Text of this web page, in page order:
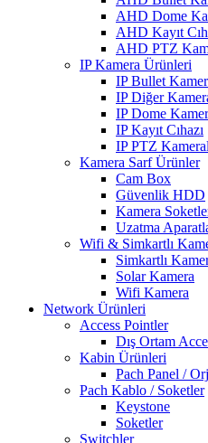
AHD Dome
AHD Kayıt
AHD PTZ
IP Kamera Ürünleri
IP Bullet
IP Diğer
IP Dome
IP Kayıt Cıhazı
IP PTZ
Kamera Sarf Ürünler
Cam Box
Güvenlik HDD
Kamera
Uzatma
Wifi & Simkartlı
Simkartlı
Solar Kamera
Wifi Kamera
Network Ürünleri
Access Pointler
Dış Ortam
Kabin Ürünleri
Pach Panel /
Pach Kablo / Soketler
Keystone
Soketler
Switchler